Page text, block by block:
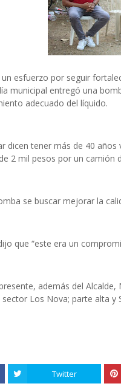
un esfuerzo por seguir
municipal entregó una
adecuado del líquido.
dicen tener más de 40
2 mil pesos por un camión
se buscar mejorar la
que “este era un
además del
sector Los Nova; parte alta
Twitter